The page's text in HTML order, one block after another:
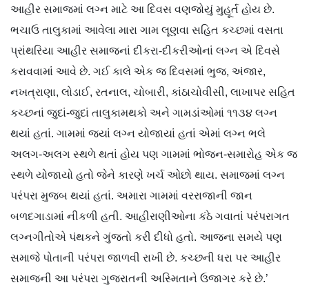
આહીર સમાજમાં લગ્ન માટે આ દિવસ વણજોયું મુહૂર્ત હોય છે.
ભચાઉ તાલુકામાં આવેલા મારા ગામ લૂણવા સહિત કચ્છમાં વસતા
પ્રાંથરિયા આહીર સમાજનાં દીકરા-દીકરીઓનાં લગ્ન એ દિવસે
કરાવવામાં આવે છે. ગઈ કાલે એક જ દિવસમાં ભુજ, અંજાર,
નખત્રાણા, લોડાઈ, રતનાલ, ચોબારી, કાંઠાચોવીસી, લાખાપર સહિત
કચ્છનાં જુદાં-જુદાં તાલુકામથકો અને ગામડાંઓમાં ૧૧૩૪ લગ્ન
થયાં હતાં. ગામમાં જ્યાં લગ્ન યોજાયાં હતાં એમાં લગ્ન ભલે
અલગ-અલગ સ્થળે થતાં હોય પણ ગામમાં ભોજન-સમારોહ એક જ
સ્થળે યોજાયો હતો જેને કારણે ખર્ચ ઓછો થાય. સમાજમાં લગ્ન
પરંપરા મુજબ થયાં હતાં. અમારા ગામમાં વરરાજાની જાન
બળદગાડામાં નીકળી હતી. આહીરાણીઓના કંઠે ગવાતાં પરંપરાગત
લગ્નગીતોએ પંથકને ગુંજતો કરી દીધો હતો. આજના સમયે પણ
સમાજે પોતાની પરંપરા જાળવી રાખી છે. કચ્છની ધરા પર આહીર
સમાજની આ પરંપરા ગુજરાતની અસ્મિતાને ઉજાગર કરે છે.’